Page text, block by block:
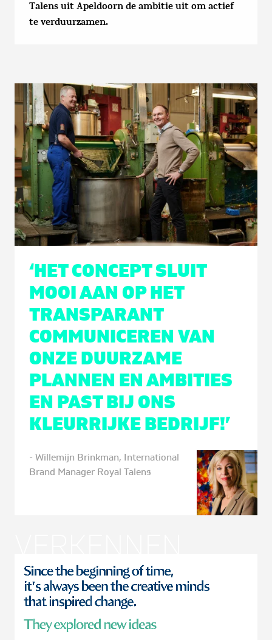
Talens uit Apeldoorn de ambitie uit om actief
te verduurzamen.
‘HET CONCEPT SLUIT
MOOI AAN OP HET
TRANSPARANT
COMMUNICEREN VAN
ONZE DUURZAME
PLANNEN EN AMBITIES
EN PAST BIJ ONS
KLEURRIJKE BEDRIJF!’
- Willemijn Brinkman, International
Brand Manager Royal Talens